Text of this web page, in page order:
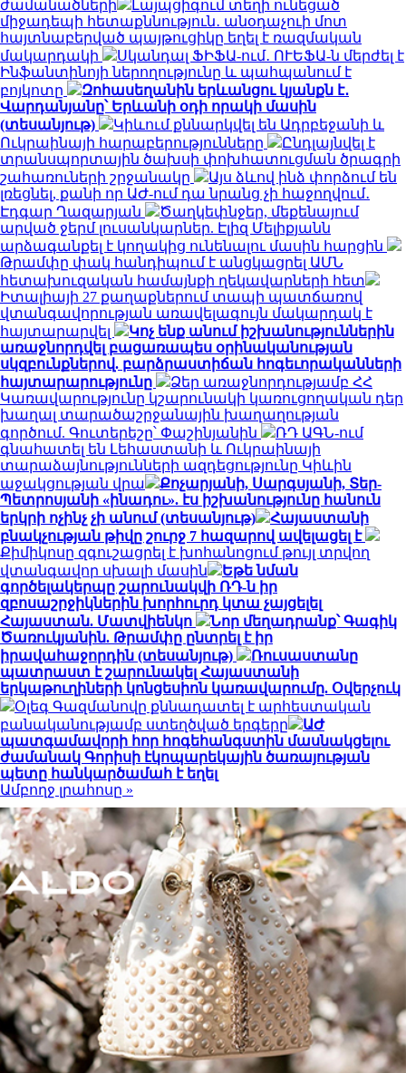
ժամանածների
Լայպցիգում տեղի ունեցած
միջադեպի հետաքննություն․ անօդաչուի մոտ
հայտնաբերված պայթուցիկը եղել է ռազմական
մակարդակի
Սկանդալ ՖԻՖԱ-ում․ ՈՒԵՖԱ-ն մերժել է
Ինֆանտինոյի ներողությունը և պահպանում է
բոյկոտը
Զոհասեղանին երևանցու կյանքն է․
Վարդանյանը՝ Երևանի օդի որակի մասին
(տեսանյութ)
Կիևում քննարկվել են Ադրբեջանի և
Ուկրաինայի հարաբերությունները
Ընդլայնվել է
տրանսպորտային ծախսի փոխհատուցման ծրագրի
շահառուների շրջանակը
Այս ձևով ինձ փորձում են
լռեցնել, քանի որ ԱԺ-ում դա նրանց չի հաջողվում․
Էդգար Ղազարյան
Ծաղկեփնջեր, մեքենայում
արված ջերմ լուսանկարներ. Էլիզ Մելիքյանն
արձագանքել է կողակից ունենալու մասին հարցին
Թրամփը փակ հանդիպում է անցկացրել ԱՄՆ
հետախուզական համայնքի ղեկավարների հետ
Իտալիայի 27 քաղաքներում տապի պատճառով
վտանգավորության առավելագույն մակարդակ է
հայտարարվել
Կոչ ենք անում իշխանություններին
առաջնորդվել բացառապես օրինականության
սկզբունքներով. բարձրաստիճան հոգեւորականների
հայտարարությունը
Ձեր առաջնորդությամբ ՀՀ
Կառավարությունը կշարունակի կառուցողական դեր
խաղալ տարածաշրջանային խաղաղության
գործում. Գուտերեշը՝ Փաշինյանին
ՌԴ ԱԳՆ-ում
գնահատել են Լեհաստանի և Ուկրաինայի
տարաձայնությունների ազդեցությունը Կիևին
աջակցության վրա
Քոչարյանի, Սարգսյանի, Տեր-
Պետրոսյանի «ինադու». էս իշխանությունը հանուն
երկրի ոչինչ չի անում (տեսանյութ)
Հայաստանի
բնակչության թիվը շուրջ 7 հազարով ավելացել է
Քիմիկոսը զգուշացրել է խոհանոցում թույլ տրվող
վտանգավոր սխալի մասին
Եթե նման
գործելակերպը շարունակվի ՌԴ-ն իր
զբոսաշրջիկներին խորհուրդ կտա չայցելել
Հայաստան. Մատվիենկո
Նոր մեղադրանք՝ Գագիկ
Ծառուկյանին. Թրամփը ընտրել է իր
իրավահաջորդին (տեսանյութ)
Ռուսաստանը
պատրաստ է շարունակել Հայաստանի
երկաթուղիների կոնցեսիոն կառավարումը. Օվերչուկ
Օլեգ Գազմանովը քննադատել է արհեստական
բանականությամբ ստեղծված երգերը
ԱԺ
պատգամավորի հոր հոգեհանգստին մասնակցելու
ժամանակ Գորիսի էկոպարեկային ծառայության
պետը հանկարծամահ է եղել
Ամբողջ լրահոսը »